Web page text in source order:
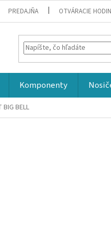
PREDAJŇA OTVÁRACIE
Komponenty
BELL